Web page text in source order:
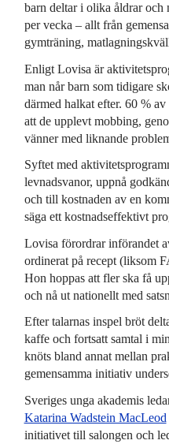
barn deltar i olika åldrar och
per vecka – allt från
gymträning,
Enligt Lovisa är
man når barn som tidigare
därmed halkat efter. 60 %
att de upplevt mobbing,
vänner med liknande
Syftet med
levnadsvanor, uppnå
och till kostnaden av en
säga ett kostnadseffektivt
Lovisa förordrar införandet
ordinerat på recept (liksom
Hon hoppas att fler ska få
och nå ut nationellt med
Efter talarnas inspel bröt
kaffe och fortsatt samtal i
knöts bland annat mellan
gemensamma initiativ
Sveriges unga akademis
Katarina Wadstein MacLeod
initiativet till salongen och